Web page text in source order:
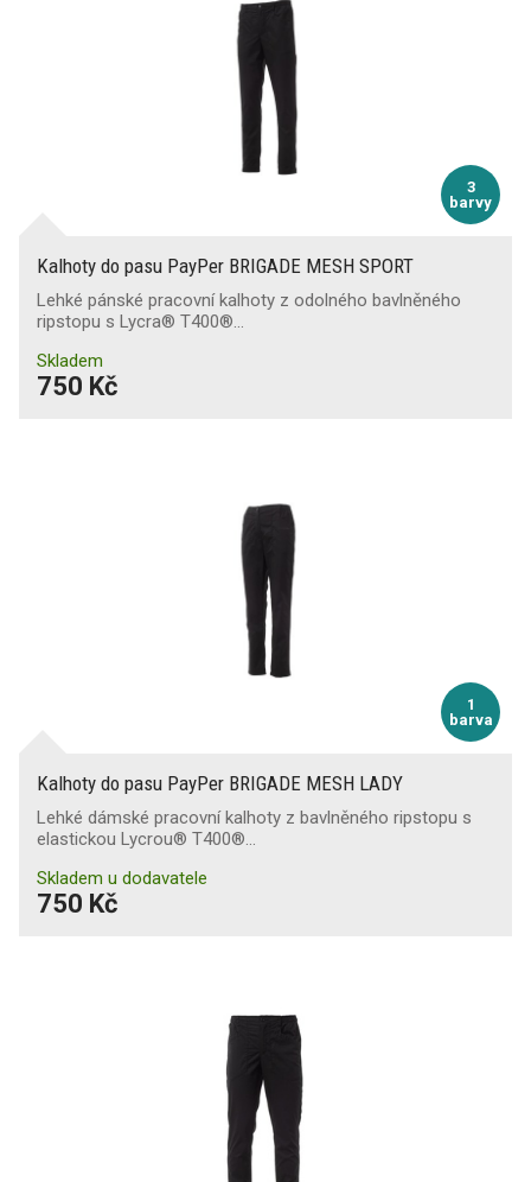
3
barvy
Kalhoty do pasu PayPer BRIGADE MESH SPORT
Lehké pánské pracovní kalhoty z odolného bavlněného
ripstopu s Lycra® T400®…
Skladem
750 Kč
1
barva
Kalhoty do pasu PayPer BRIGADE MESH LADY
Lehké dámské pracovní kalhoty z bavlněného ripstopu s
elastickou Lycrou® T400®…
Skladem u dodavatele
750 Kč